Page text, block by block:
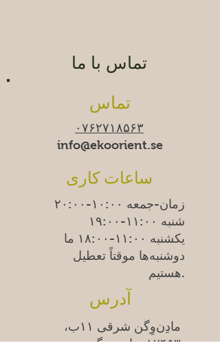
تماس با ما
تماس
۰۷۶۲۷۱۸۵۶۳
info@ekoorient.se
ساعات کاری
زمان-جمعه ۱۰:۰۰-۲۰:۰۰
شنبه ۱۱:۰۰-۱۹:۰۰
یکشنبه ۱۱:۰۰-۱۸:۰۰
ما
دوشنبه‌ها موقتاً تعطیل
هستیم.
آدرس
مادِن‌وِگن شرقی ۱۱ب،
۱۷۴۵۳ ساندبیبرگ